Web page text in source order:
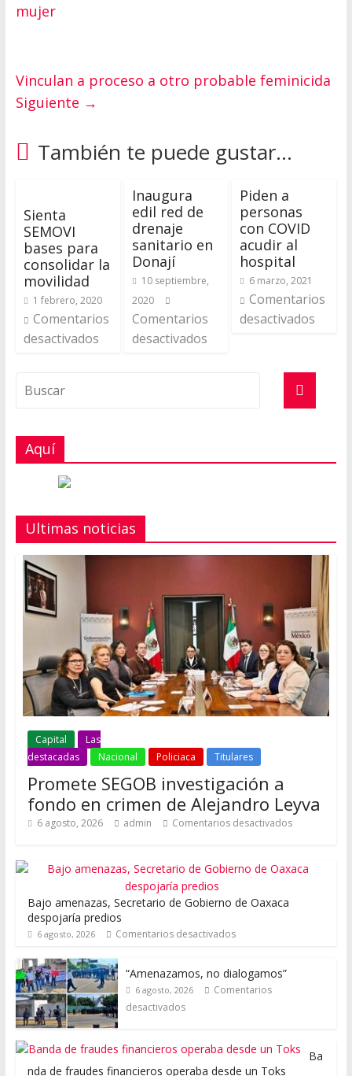
mujer
Vinculan a proceso a otro probable feminicida
Siguiente →
También te puede gustar...
Sienta
SEMOVI
bases para
consolidar la
movilidad
1 febrero, 2020
Comentarios
desactivados
Inaugura
edil red de
drenaje
sanitario en
Donají
10 septiembre,
2020
Comentarios
desactivados
Piden a
personas
con COVID
acudir al
hospital
6 marzo, 2021
Comentarios
desactivados
Aquí
Ultimas noticias
Capital
Las
destacadas
Nacional Policiaca Titulares
Promete SEGOB investigación a
fondo en crimen de Alejandro Leyva
6 agosto, 2026 admin Comentarios desactivados
Bajo amenazas, Secretario de Gobierno de Oaxaca
despojaría predios
6 agosto, 2026 Comentarios desactivados
“Amenazamos, no dialogamos”
6 agosto, 2026
Comentarios
desactivados
Ba
nda de fraudes financieros operaba desde un Toks